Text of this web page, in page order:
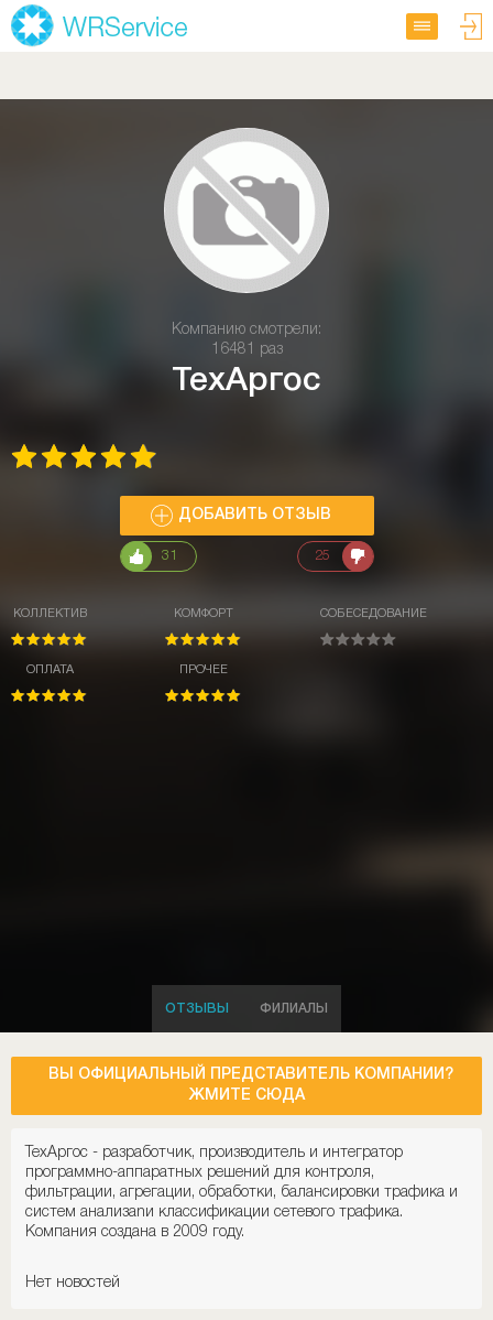
Компанию смотрели:
16481 раз
ТехАргос
ДОБАВИТЬ ОТЗЫВ
31 25
КОЛЛЕКТИВ
ОПЛАТА
КОМФОРТ
ПРОЧЕЕ
СОБЕСЕДОВАНИЕ
ОТЗЫВЫ ФИЛИАЛЫ
ВЫ ОФИЦИАЛЬНЫЙ ПРЕДСТАВИТЕЛЬ КОМПАНИИ?
ЖМИТЕ СЮДА
ТехАргос - разработчик, производитель и интегратор
программно-аппаратных решений для контроля,
фильтрации, агрегации, обработки, балансировки трафика и
систем анализаnи классификации сетевого трафика.
Компания создана в 2009 году.
Нет новостей